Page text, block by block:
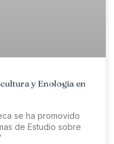
y Enología en
se ha promovido
de Estudio sobre